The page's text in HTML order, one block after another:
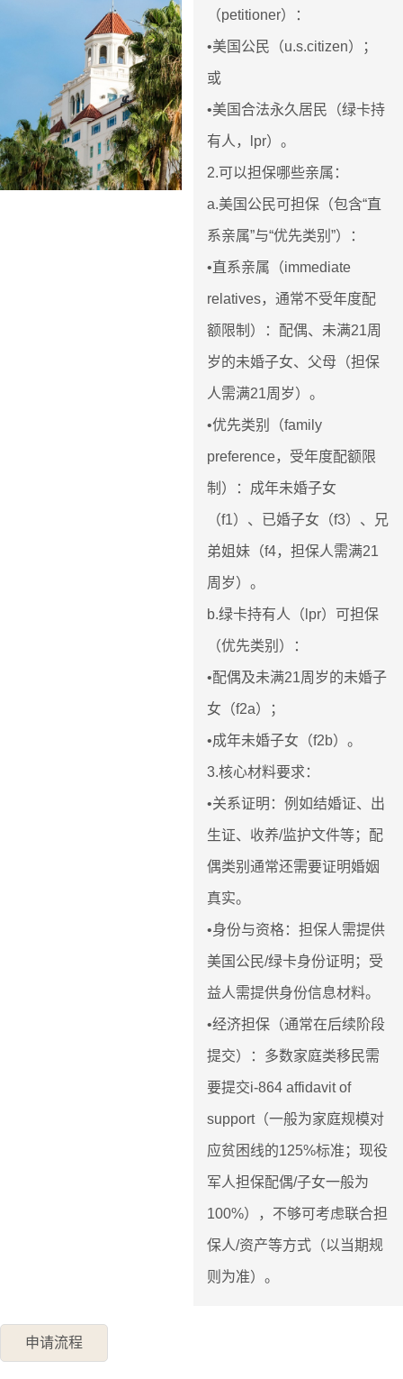
（petitioner）：
•美国公民（u.s.citizen）；
或
•美国合法永久居民（绿卡持
有人，lpr）。
2.可以担保哪些亲属：
a.美国公民可担保（包含“直
系亲属”与“优先类别”）：
•直系亲属（immediate
relatives，通常不受年度配
额限制）：配偶、未满21周
岁的未婚子女、父母（担保
人需满21周岁）。
•优先类别（family
preference，受年度配额限
制）：成年未婚子女
（f1）、已婚子女（f3）、兄
弟姐妹（f4，担保人需满21
周岁）。
b.绿卡持有人（lpr）可担保
（优先类别）：
•配偶及未满21周岁的未婚子
女（f2a）；
•成年未婚子女（f2b）。
3.核心材料要求：
•关系证明：例如结婚证、出
生证、收养/监护文件等；配
偶类别通常还需要证明婚姻
真实。
•身份与资格：担保人需提供
美国公民/绿卡身份证明；受
益人需提供身份信息材料。
•经济担保（通常在后续阶段
提交）：多数家庭类移民需
要提交i-864 affidavit of
support（一般为家庭规模对
应贫困线的125%标准；现役
军人担保配偶/子女一般为
100%），不够可考虑联合担
保人/资产等方式（以当期规
则为准）。
申请流程